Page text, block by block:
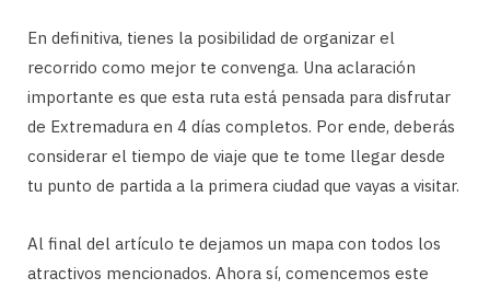
En definitiva, tienes la posibilidad de organizar el
recorrido como mejor te convenga. Una aclaración
importante es que esta ruta está pensada para disfrutar
de Extremadura en 4 días completos. Por ende, deberás
considerar el tiempo de viaje que te tome llegar desde
tu punto de partida a la primera ciudad que vayas a visitar.
Al final del artículo te dejamos un mapa con todos los
atractivos mencionados. Ahora sí, comencemos este